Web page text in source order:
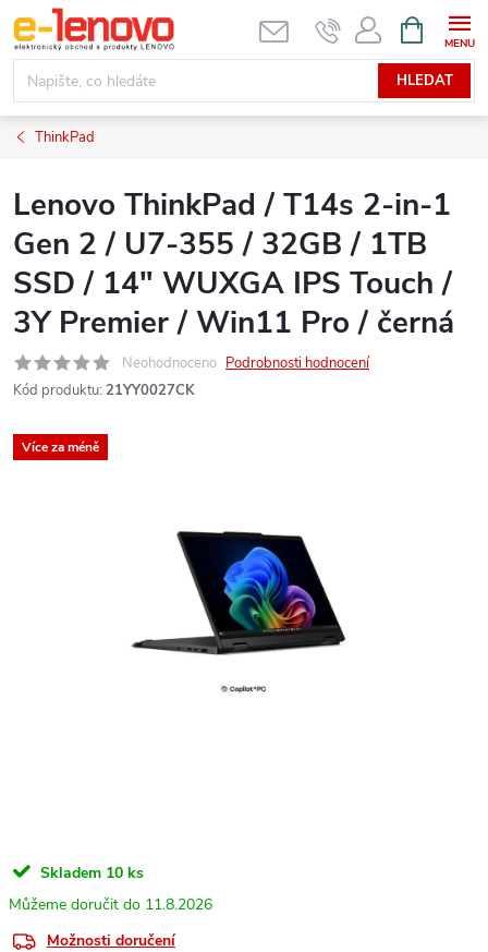
Přejít
na
obsah
HLEDAT
NÁKUPNÍ
KOŠÍK
ThinkPad
Lenovo ThinkPad / T14s 2-in-1
Gen 2 / U7-355 / 32GB / 1TB
SSD / 14" WUXGA IPS Touch /
3Y Premier / Win11 Pro / černá
Neohodnoceno Podrobnosti hodnocení
Kód produktu: 21YY0027CK
Více za méně
Skladem 10 ks
11.8.2026
Možnosti doručení